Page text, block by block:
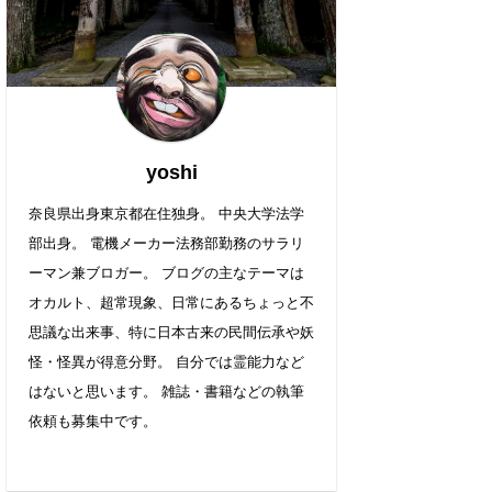
yoshi
奈良県出身東京都在住独身。 中央大学法学
部出身。 電機メーカー法務部勤務のサラリ
ーマン兼ブロガー。 ブログの主なテーマは
オカルト、超常現象、日常にあるちょっと不
思議な出来事、特に日本古来の民間伝承や妖
怪・怪異が得意分野。 自分では霊能力など
はないと思います。 雑誌・書籍などの執筆
依頼も募集中です。